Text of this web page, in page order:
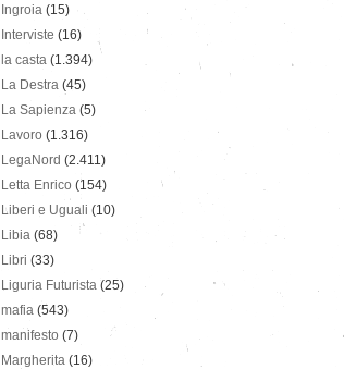
Ingroia (15)
Interviste (16)
la casta (1.394)
La Destra (45)
La Sapienza (5)
Lavoro (1.316)
LegaNord (2.411)
Letta Enrico (154)
Liberi e Uguali (10)
Libia (68)
Libri (33)
Liguria Futurista (25)
mafia (543)
manifesto (7)
Margherita (16)